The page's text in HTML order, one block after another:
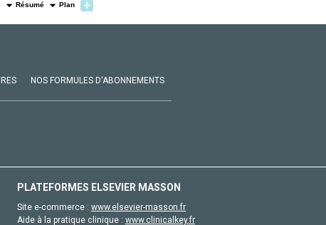
Résumé Plan
NOS FORMULES D'ABONNEMENTS
PLATEFORMES ELSEVIER MASSON
Site e-commerce : www.elsevier-masson.fr
Aide à la pratique clinique : www.clinicalkey.fr